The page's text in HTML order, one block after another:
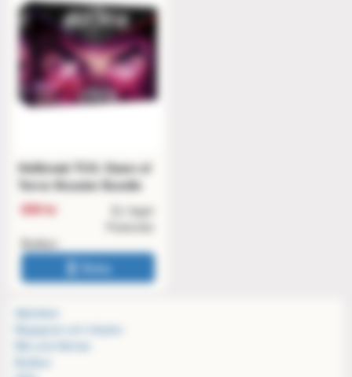
Hellbreak TCG: Dawn of
Terror Booster Bundle
699 kr Ej i lager
Butiken
Boka
Alphabar
Begagnat och inbyten